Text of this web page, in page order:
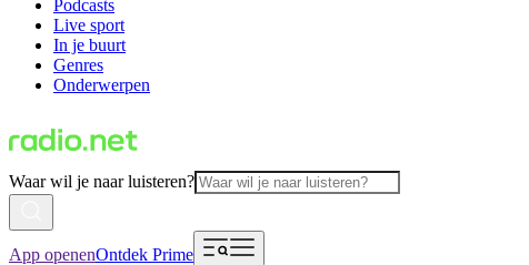
Podcasts
Live sport
In je buurt
Genres
Onderwerpen
Waar wil je naar luisteren?
App openenOntdek Prime